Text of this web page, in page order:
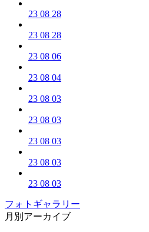
23 08 28
23 08 28
23 08 06
23 08 04
23 08 03
23 08 03
23 08 03
23 08 03
23 08 03
フォトギャラリー
月別アーカイブ